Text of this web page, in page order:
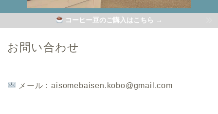
コーヒー豆のご購入はこちら →
お問い合わせ
メール：aisomebaisen.kobo@gmail.com